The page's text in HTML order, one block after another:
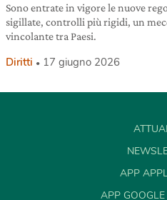
Sono entrate in vigore le nuove
sigillate, controlli più rigidi, un
vincolante tra Paesi.
Diritti 17 giugno 2026
APP
APP